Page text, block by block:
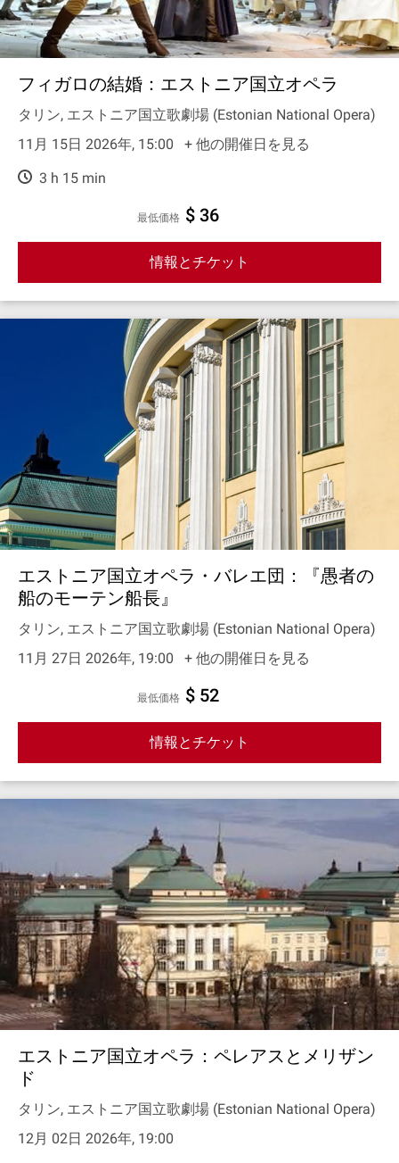
フィガロの結婚：エストニア国立オペラ
タリン, エストニア国立歌劇場 (Estonian National Opera)
11月 15日 2026年, 15:00
+ 他の開催日を見る
3 h 15 min
最低価格 $ 36
情報とチケット
エストニア国立オペラ・バレエ団：『愚者の
船のモーテン船長』
タリン, エストニア国立歌劇場 (Estonian National Opera)
11月 27日 2026年, 19:00
+ 他の開催日を見る
最低価格 $ 52
情報とチケット
エストニア国立オペラ：ペレアスとメリザン
ド
タリン, エストニア国立歌劇場 (Estonian National Opera)
12月 02日 2026年, 19:00